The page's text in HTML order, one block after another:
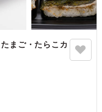
まご・たらこカ